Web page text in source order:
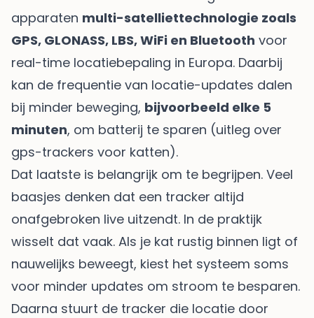
apparaten multi-satelliettechnologie zoals
GPS, GLONASS, LBS, WiFi en Bluetooth voor
real-time locatiebepaling in Europa. Daarbij
kan de frequentie van locatie-updates dalen
bij minder beweging, bijvoorbeeld elke 5
minuten, om batterij te sparen (uitleg over
gps-trackers voor katten).
Dat laatste is belangrijk om te begrijpen. Veel
baasjes denken dat een tracker altijd
onafgebroken live uitzendt. In de praktijk
wisselt dat vaak. Als je kat rustig binnen ligt of
nauwelijks beweegt, kiest het systeem soms
voor minder updates om stroom te besparen.
Daarna stuurt de tracker die locatie door